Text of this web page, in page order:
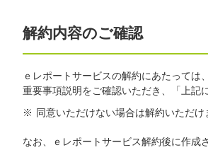
解約内容のご確認
ｅレポートサービスの解約にあたっては
重要事項説明をご確認いただき、「上記
※ 同意いただけない場合は解約いただけ
なお、ｅレポートサービス解約後に作成